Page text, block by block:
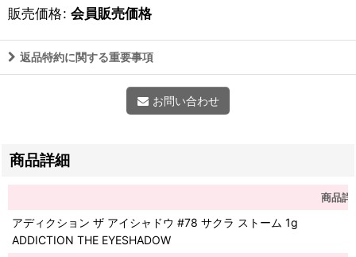
販売価格: 会員販売価格
返品特約に関する重要事項
お問い合わせ
商品詳細
商品詳
アディクション ザ アイシャドウ #78 サクラ ストーム 1g
ADDICTION THE EYESHADOW